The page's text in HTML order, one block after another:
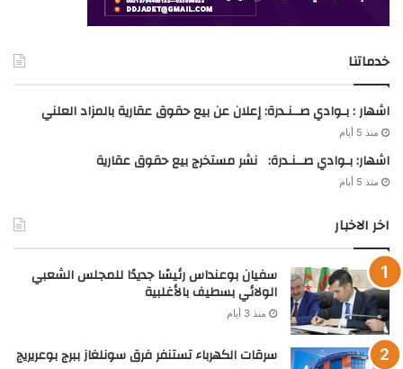
خدماتنا
اشهار : بـوادي صــنـدرة: إعلان عن بيع حقوق عقارية بالمزاد العلني
منذ 5 أيام
اشهار: بـوادي صــنـدرة: نشر مستخرج بيع حقوق عقارية
منذ 5 أيام
اخر الاخبار
سفيان بوعنداس رئيسًا جديدًا للمجلس الشعبي
الولائي بسطيف بالأغلبية
منذ 3 أيام
سرقات الكهرباء تستنفر فرق سونلغاز ببرج بوعريريج